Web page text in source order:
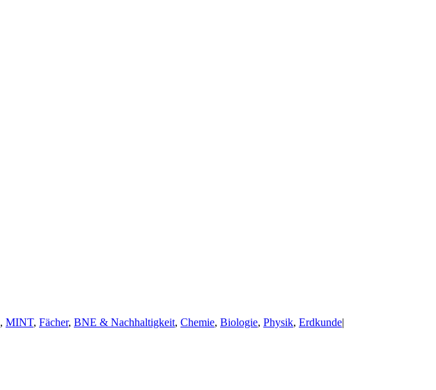
, MINT, Fächer, BNE & Nachhaltigkeit, Chemie, Biologie, Physik, Erdkunde|